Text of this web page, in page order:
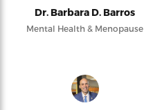
Dr. Barbara D. Barros
Mental Health & Menopause